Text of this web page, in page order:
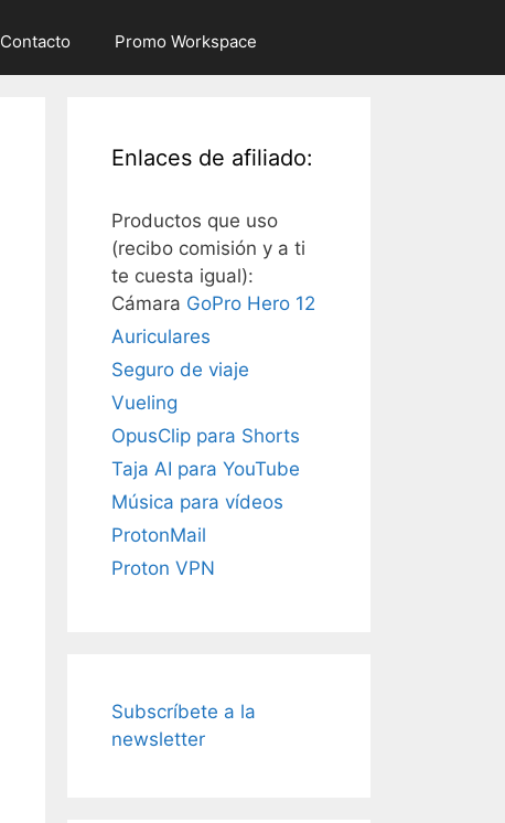
Contacto Promo Workspace
Enlaces de afiliado:
Productos que uso
(recibo comisión y a ti
te cuesta igual):
Cámara GoPro Hero 12
Auriculares
Seguro de viaje
Vueling
OpusClip para Shorts
Taja AI para YouTube
Música para vídeos
ProtonMail
Proton VPN
Subscríbete a la
newsletter